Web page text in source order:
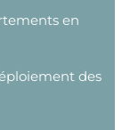
en
des